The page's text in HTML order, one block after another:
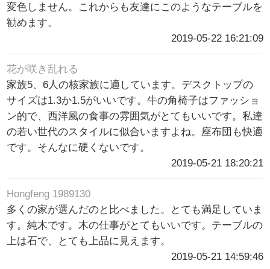
変色しません。これからも友達にこのようなテーブルを
勧めます。
2019-05-22 16:21:09
花が咲き乱れる
家族5、6人の核家族に適しています。デスクトップの
サイズは1.3か1.5がいいです。牛の角椅子はファッショ
ン的で、西洋風の食事の雰囲気がとてもいいです。私達
の若い世代のスタイルに似合いますよね。座布団も快適
です。そんなに硬くないです。
2019-05-21 18:20:21
Hongfeng 1989130
多くの家が選んだのと比べました。とても満足していま
す。純木です。木の仕事がとてもいいです。テーブルの
上は石で、とても上品に見えます。
2019-05-21 14:59:46